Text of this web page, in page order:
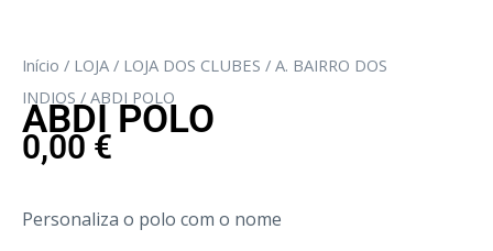
Início / LOJA / LOJA DOS CLUBES / A. BAIRRO DOS
INDIOS / ABDI POLO
ABDI POLO
0,00 €
Personaliza o polo com o nome